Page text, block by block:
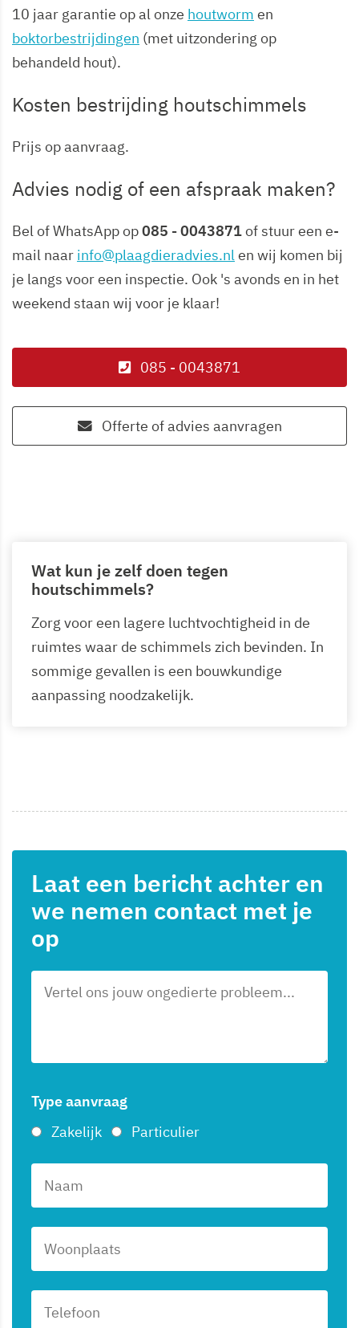
10 jaar garantie op al onze houtworm en
boktorbestrijdingen (met uitzondering op
behandeld hout).
Kosten bestrijding houtschimmels
Prijs op aanvraag.
Advies nodig of een afspraak maken?
Bel of WhatsApp op085 - 0043871of stuur een e-
mail naar info@plaagdieradvies.nlen wij komen bij
je langs voor een inspectie. Ook 's avonds en in het
weekend staan wij voor je klaar!
085 - 0043871
Offerte of advies aanvragen
Wat kun je zelf doen tegen
houtschimmels?
Zorg voor een lagere luchtvochtigheid in de
ruimtes waar de schimmels zich bevinden. In
sommige gevallen is een bouwkundige
aanpassing noodzakelijk.
Laat een bericht achter en
we nemen contact met je
op
Type aanvraag
Zakelijk
Particulier